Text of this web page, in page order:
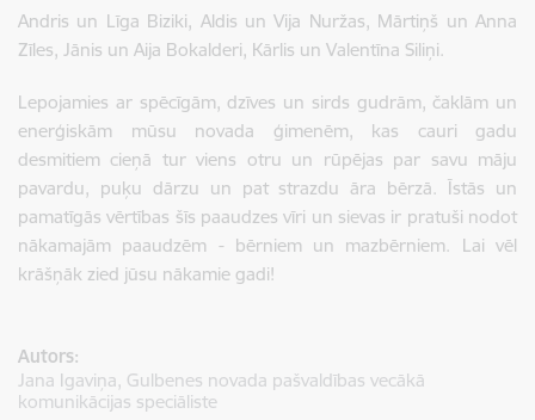
Andris un Līga Biziki, Aldis un Vija Nuržas, Mārtiņš un Anna
Zīles, Jānis un Aija Bokalderi, Kārlis un Valentīna Siliņi.
Lepojamies ar spēcīgām, dzīves un sirds gudrām, čaklām un
enerģiskām mūsu novada ģimenēm, kas cauri gadu
desmitiem cieņā tur viens otru un rūpējas par savu māju
pavardu, puķu dārzu un pat strazdu āra bērzā. Īstās un
pamatīgās vērtības šīs paaudzes vīri un sievas ir pratuši nodot
nākamajām paaudzēm - bērniem un mazbērniem. Lai vēl
krāšņāk zied jūsu nākamie gadi!
Autors:
Jana Igaviņa, Gulbenes novada pašvaldības vecākā
komunikācijas speciāliste